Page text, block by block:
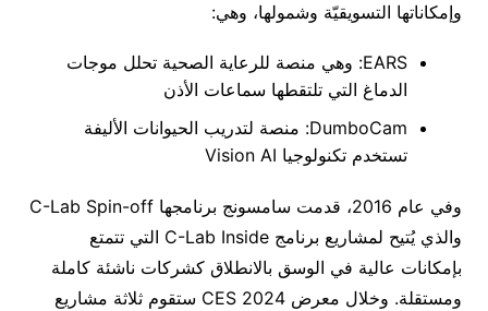
وإمكاناتها التسويقيّة وشمولها، وهي:
EARS: وهي منصة للرعاية الصحية تحلل موجات
الدماغ التي تلتقطها سماعات الأذن
DumboCam: منصة لتدريب الحيوانات الأليفة
تستخدم تكنولوجيا Vision AI
وفي عام 2016، قدمت سامسونج برنامجها C-Lab Spin-off
والذي يُتيح لمشاريع برنامج C-Lab Inside التي تتمتع
بإمكانات عالية في الوسق بالانطلاق كشركات ناشئة كاملة
ومستقلة. وخلال معرض CES 2024 ستقوم ثلاثة مشاريع